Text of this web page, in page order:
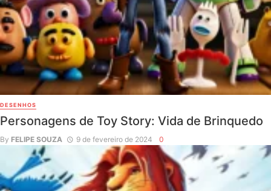
DESENHOS
Personagens de Toy Story: Vida de Brinquedo
By FELIPE SOUZA 9 de fevereiro de 2024 0